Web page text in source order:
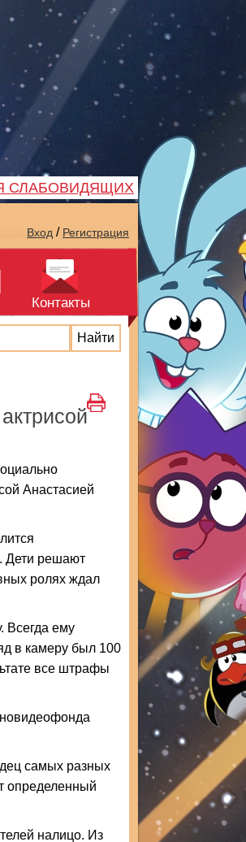
СЛАБОВИДЯЩИХ
Вход / Регистрация
Контакты
Анастасией
Дети решают
ролях ждал
Всегда ему
в камеру был 100
все штрафы
самых разных
определенный
налицо. Из